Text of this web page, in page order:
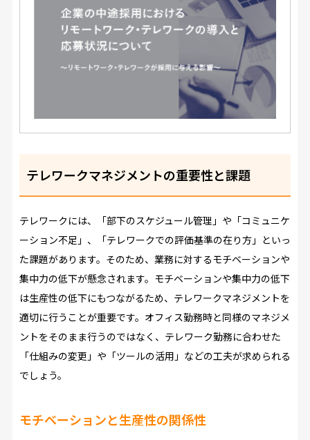
テレワークマネジメントの重要性と課題
テレワークには、「部下のスケジュール管理」や「コミュニケ
ーション不足」、「テレワークでの評価基準の在り方」といっ
た課題があります。そのため、業務に対するモチベーションや
集中力の低下が懸念されます。モチベーションや集中力の低下
は生産性の低下にもつながるため、テレワークマネジメントを
適切に行うことが重要です。オフィス勤務時と同様のマネジメ
ントをそのまま行うのではなく、テレワーク勤務に合わせた
「仕組みの変更」や「ツールの活用」などの工夫が求められる
でしょう。
モチベーションと生産性の関係性